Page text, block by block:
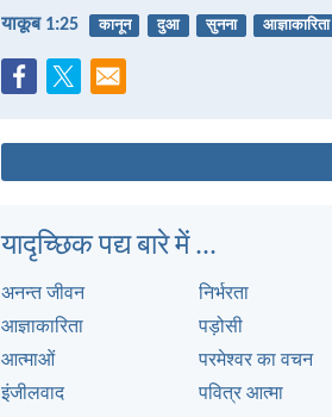
याकूब 1:25 कानून दुआ सुनना आज्ञाकारिता
यादृच्छिक पद्य बारे में ...
अनन्त जीवन
आज्ञाकारिता
आत्माओं
इंजीलवाद
निर्भरता
पड़ोसी
परमेश्वर का वचन
पवित्र आत्मा